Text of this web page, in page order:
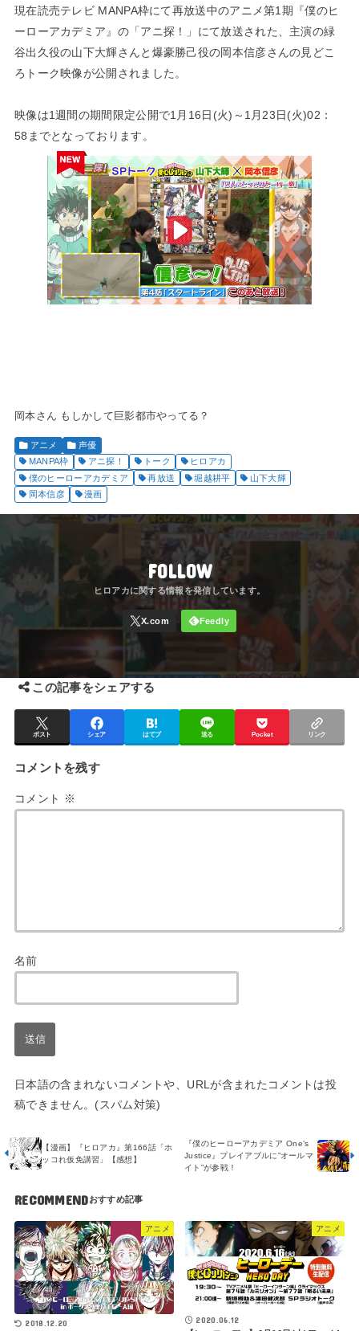
現在読売テレビ MANPA枠にて再放送中のアニメ第1期『僕のヒ
ーローアカデミア』の「アニ探！」にて放送された、主演の緑
谷出久役の山下大輝さんと爆豪勝己役の岡本信彦さんの見どこ
ろトーク映像が公開されました。
映像は1週間の期間限定公開で1月16日(火)～1月23日(火)02：
58までとなっております。
岡本さん もしかして巨影都市やってる？
アニメ
声優
MANPA枠
アニ探！ トーク
ヒロアカ
僕のヒーローアカデミア
再放送 堀越耕平
山下大輝
岡本信彦
漫画
FOLLOW
この記事をシェアする
ポスト シェア はてブ 送る Pocket リンク
コメントを残す
コメント ※
名前
日本語の含まれないコメントや、URLが含まれたコメントは投
稿できません。(スパム対策)
『僕のヒーローアカデミア One’s
Justice』プレイアブルに”オールマ
イト”が参戦！
【漫画】『ヒロアカ』第166話「ホ
ッコれ仮免講習」【感想】
RECOMMEND
アニメ
2018.12.20
アニメ
2020.06.12